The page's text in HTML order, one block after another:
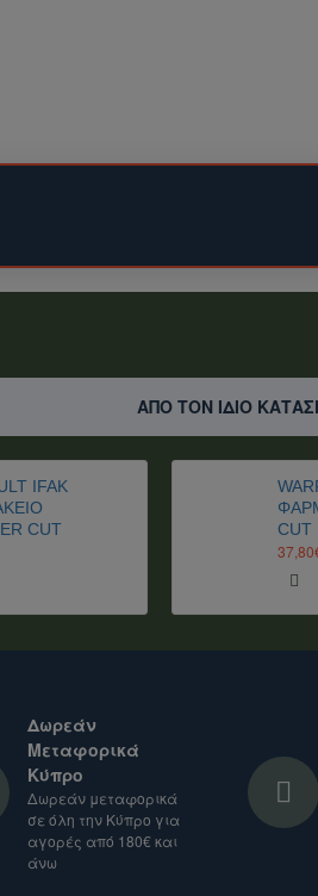
δέματος.
ΑΠΟ ΤΟΝ ΙΔΙΟ
IFAK
CUT
CUT
Δωρεάν
Μεταφορικά
Κύπρο
Δωρεάν μεταφορικά
σε όλη την Κύπρο για
αγορές από 180€ και
άνω